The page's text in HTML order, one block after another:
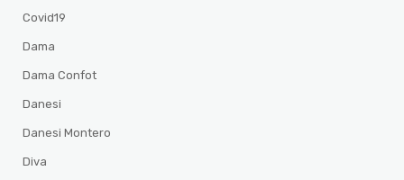
Covid19
Dama
Dama Confot
Danesi
Danesi Montero
Diva